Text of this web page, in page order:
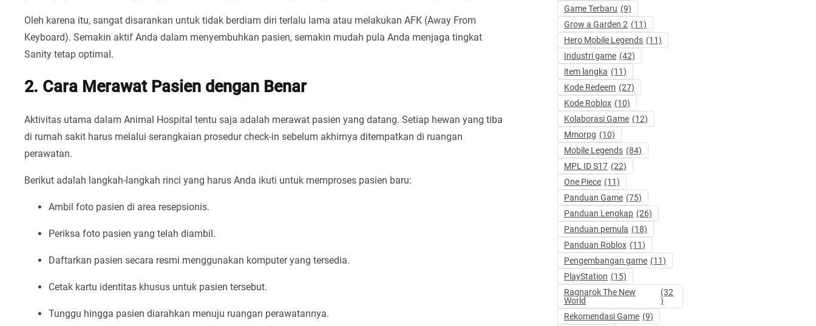
Oleh karena itu, sangat disarankan untuk tidak berdiam diri terlalu lama atau melakukan AFK (Away From
Keyboard). Semakin aktif Anda dalam menyembuhkan pasien, semakin mudah pula Anda menjaga tingkat
Sanity tetap optimal.
2. Cara Merawat Pasien dengan Benar
Aktivitas utama dalam Animal Hospital tentu saja adalah merawat pasien yang datang. Setiap hewan yang tiba
di rumah sakit harus melalui serangkaian prosedur check-in sebelum akhirnya ditempatkan di ruangan
perawatan.
Berikut adalah langkah-langkah rinci yang harus Anda ikuti untuk memproses pasien baru:
Ambil foto pasien di area resepsionis.
Periksa foto pasien yang telah diambil.
Daftarkan pasien secara resmi menggunakan komputer yang tersedia.
Cetak kartu identitas khusus untuk pasien tersebut.
Tunggu hingga pasien diarahkan menuju ruangan perawatannya.
Game Terbaru (9)
Grow a Garden 2 (11)
Hero Mobile Legends (11)
Industri game (42)
item langka (11)
Kode Redeem (27)
Kode Roblox (10)
Kolaborasi Game (12)
Mmorpg (10)
Mobile Legends (84)
MPL ID S17 (22)
One Piece (11)
Panduan Game (75)
Panduan Lengkap (26)
Panduan pemula (18)
Panduan Roblox (11)
Pengembangan game (11)
PlayStation (15)
Ragnarok The New
World
(32
)
Rekomendasi Game (9)